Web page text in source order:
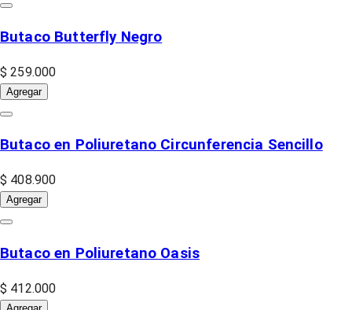
Butaco Butterfly Negro
$ 259.000
Agregar
Butaco en Poliuretano Circunferencia Sencillo
$ 408.900
Agregar
Butaco en Poliuretano Oasis
$ 412.000